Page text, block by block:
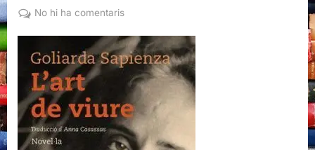
on
No hi ha comentarisa
de
viure,
Goliarda
Sapienza